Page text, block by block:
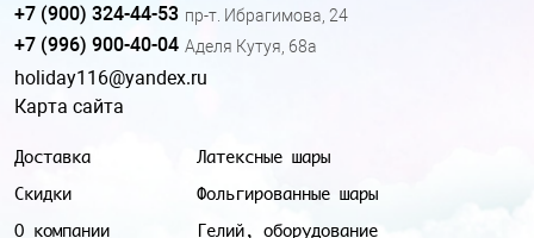
Доставка
Скидки
О компании
Латексные шары
Фольгированные шары
Гелий, оборудование
+7 (900) 324-44-53 пр-т. Ибрагимова, 24
+7 (996) 900-40-04 Аделя Кутуя, 68а
holiday116@yandex.ru
Карта сайта